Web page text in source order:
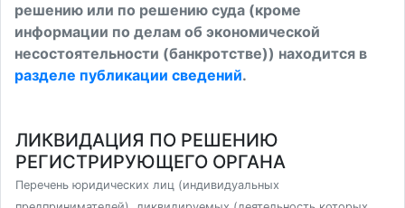
решению или по решению суда (кроме
информации по делам об экономической
несостоятельности (банкротстве)) находится в
разделе публикации сведений.
ЛИКВИДАЦИЯ ПО РЕШЕНИЮ
РЕГИСТРИРУЮЩЕГО ОРГАНА
Перечень юридических лиц (индивидуальных